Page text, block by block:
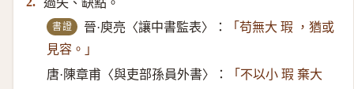
書證 晉·庾亮〈讓中書監表〉：
「苟無大 瑕 ，猶或
見容。」
唐·陳章甫〈與吏部孫員外書〉：
「不以小 瑕 棄大